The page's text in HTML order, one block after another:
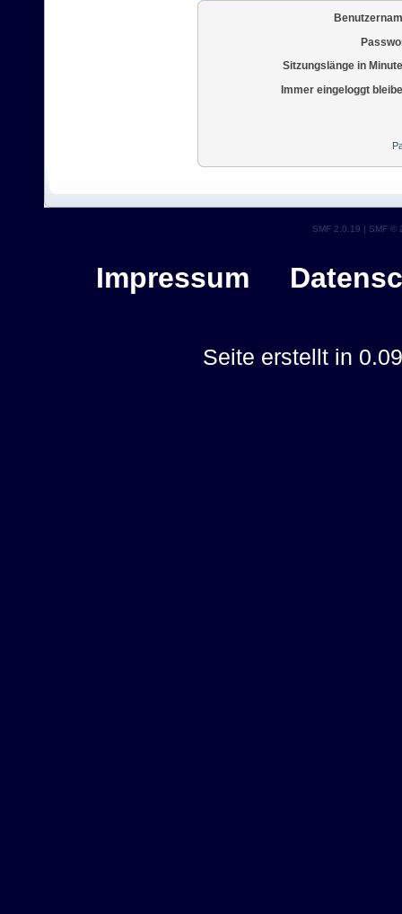
Sitzungslänge in
Immer eingeloggt
SMF 2.0.19 | SMF ©
Impressum
Seite erstellt in